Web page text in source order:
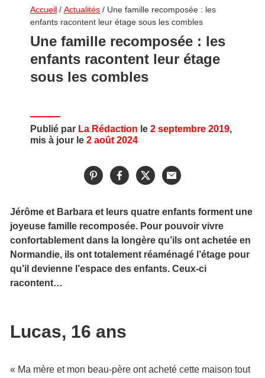
Accueil / Actualités / Une famille recomposée : les
enfants racontent leur étage sous les combles
Une famille recomposée : les
enfants racontent leur étage
sous les combles
Publié par La Rédaction le 2 septembre 2019,
mis à jour le 2 août 2024
Jérôme et Barbara et leurs quatre enfants forment une
joyeuse famille recomposée. Pour pouvoir vivre
confortablement dans la longère qu’ils ont achetée en
Normandie, ils ont totalement réaménagé l’étage pour
qu’il devienne l’espace des enfants. Ceux-ci
racontent…
Lucas, 16 ans
« Ma mère et mon beau-père ont acheté cette maison tout